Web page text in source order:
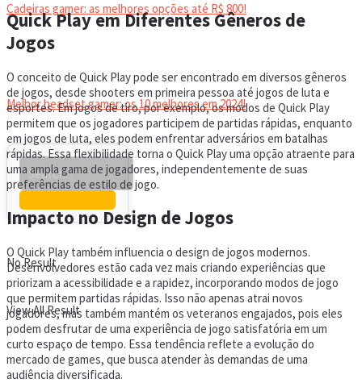
Cadeiras gamer: as melhores opções até R$ 800!
HEADSET
Melhor headset gamer: os 10 melhores em 2024!
No Result
View All Result
Quick Play em Diferentes Gêneros de
Jogos
O conceito de Quick Play pode ser encontrado em diversos gêneros
de jogos, desde shooters em primeira pessoa até jogos de luta e
esportes. Em jogos de tiro, por exemplo, os modos de Quick Play
permitem que os jogadores participem de partidas rápidas, enquanto
em jogos de luta, eles podem enfrentar adversários em batalhas
rápidas. Essa flexibilidade torna o Quick Play uma opção atraente para
uma ampla gama de jogadores, independentemente de suas
preferências de estilo de jogo.
Impacto no Design de Jogos
O Quick Play também influencia o design de jogos modernos.
Desenvolvedores estão cada vez mais criando experiências que
priorizam a acessibilidade e a rapidez, incorporando modos de jogo
que permitem partidas rápidas. Isso não apenas atrai novos
jogadores, mas também mantém os veteranos engajados, pois eles
podem desfrutar de uma experiência de jogo satisfatória em um
curto espaço de tempo. Essa tendência reflete a evolução do
mercado de games, que busca atender às demandas de uma
audiência diversificada.